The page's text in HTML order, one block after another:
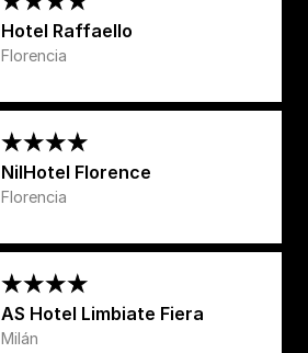
Hotel Raffaello
Florencia
NilHotel Florence
Florencia
AS Hotel Limbiate Fiera
Milán